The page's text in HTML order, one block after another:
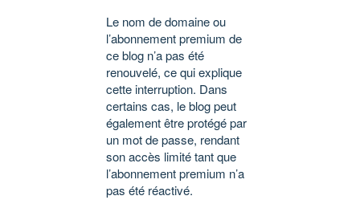
Le nom de domaine ou
l’abonnement premium de
ce blog n’a pas été
renouvelé, ce qui explique
cette interruption. Dans
certains cas, le blog peut
également être protégé par
un mot de passe, rendant
son accès limité tant que
l’abonnement premium n’a
pas été réactivé.